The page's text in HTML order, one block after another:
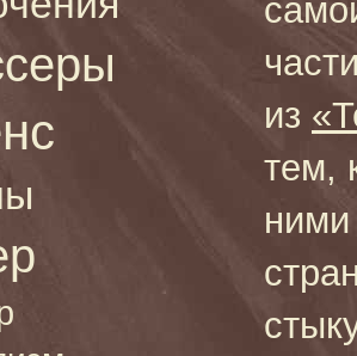
из
тем,